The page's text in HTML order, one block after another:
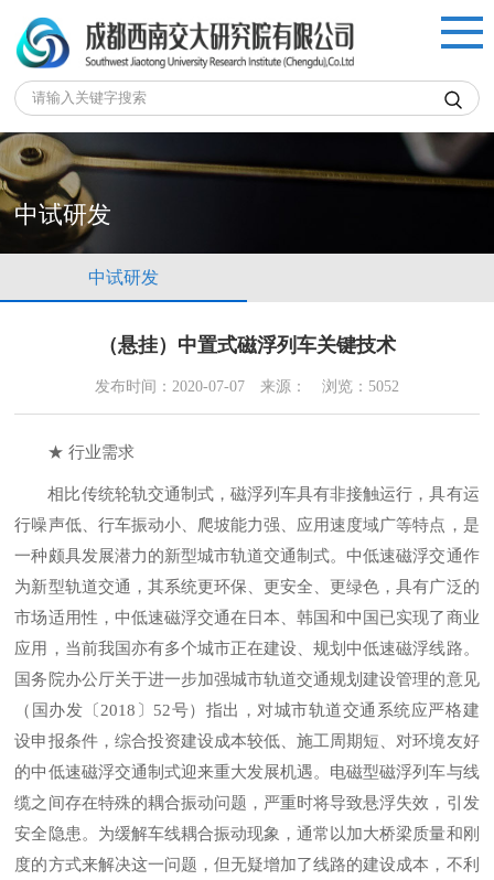

中试研发
中试研发
（悬挂）中置式磁浮列车关键技术
发布时间：2020-07-07 来源： 浏览：5052
★ 行业需求
相比传统轮轨交通制式，磁浮列车具有非接触运行，具有运
行噪声低、行车振动小、爬坡能力强、应用速度域广等特点，是
一种颇具发展潜力的新型城市轨道交通制式。中低速磁浮交通作
为新型轨道交通，其系统更环保、更安全、更绿色，具有广泛的
市场适用性，中低速磁浮交通在日本、韩国和中国已实现了商业
应用，当前我国亦有多个城市正在建设、规划中低速磁浮线路。
国务院办公厅关于进一步加强城市轨道交通规划建设管理的意见
（国办发〔2018〕52号）指出，对城市轨道交通系统应严格建
设申报条件，综合投资建设成本较低、施工周期短、对环境友好
的中低速磁浮交通制式迎来重大发展机遇。电磁型磁浮列车与线
缆之间存在特殊的耦合振动问题，严重时将导致悬浮失效，引发
安全隐患。为缓解车线耦合振动现象，通常以加大桥梁质量和刚
度的方式来解决这一问题，但无疑增加了线路的建设成本，不利